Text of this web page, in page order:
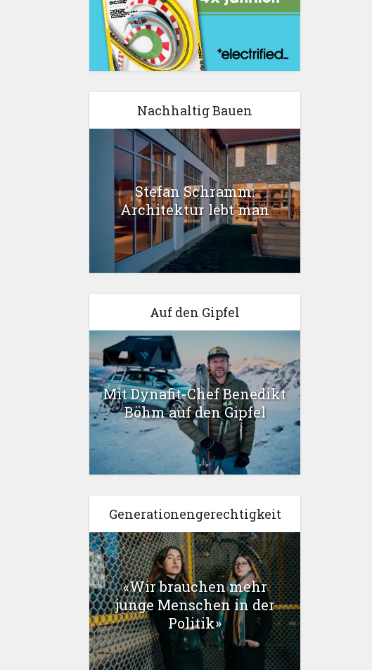
Nachhaltig Bauen
Stefan Schramm:
Architektur lebt man
Auf den Gipfel
Mit Dynafit-Chef Benedikt
Böhm auf den Gipfel
Generationengerechtigkeit
«Wir brauchen mehr
junge Menschen in der
Politik»